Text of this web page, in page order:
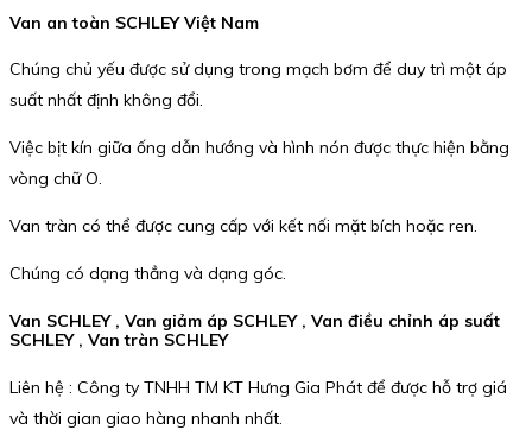
Van an toàn SCHLEY Việt Nam
Chúng chủ yếu được sử dụng trong mạch bơm để duy trì một áp
suất nhất định không đổi.
Việc bịt kín giữa ống dẫn hướng và hình nón được thực hiện bằng
vòng chữ O.
Van tràn có thể được cung cấp với kết nối mặt bích hoặc ren.
Chúng có dạng thẳng và dạng góc.
Van SCHLEY , Van giảm áp SCHLEY , Van điều chỉnh áp suất
SCHLEY , Van tràn SCHLEY
Liên hệ : Công ty TNHH TM KT Hưng Gia Phát để được hỗ trợ giá
và thời gian giao hàng nhanh nhất.